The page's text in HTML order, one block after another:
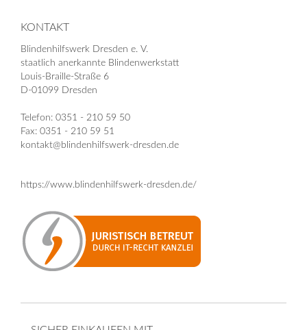
KONTAKT
Blindenhilfswerk Dresden e. V.
staatlich anerkannte Blindenwerkstatt
Louis-Braille-Straße 6
D-01099 Dresden
Telefon: 0351 - 210 59 50
Fax: 0351 - 210 59 51
kontakt@blindenhilfswerk-dresden.de
https://www.blindenhilfswerk-dresden.de/